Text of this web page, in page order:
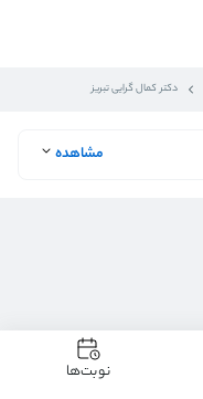
دکتر کمال گرایی تبریز
مشاهده
نوبت‌ها